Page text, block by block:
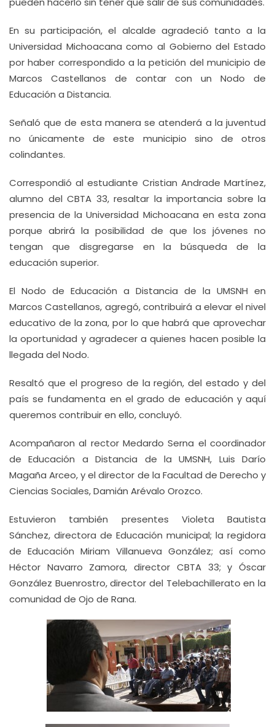
En su participación, el alcalde agradeció tanto a la
Universidad Michoacana como al Gobierno del Estado
por haber correspondido a la petición del municipio de
Marcos Castellanos de contar con un Nodo de
Educación a Distancia.
Señaló que de esta manera se atenderá a la juventud
no únicamente de este municipio sino de otros
colindantes.
Correspondió al estudiante Cristian Andrade Martínez,
alumno del CBTA 33, resaltar la importancia sobre la
presencia de la Universidad Michoacana en esta zona
porque abrirá la posibilidad de que los jóvenes no
tengan que disgregarse en la búsqueda de la
educación superior.
El Nodo de Educación a Distancia de la UMSNH en
Marcos Castellanos, agregó, contribuirá a elevar el nivel
educativo de la zona, por lo que habrá que aprovechar
la oportunidad y agradecer a quienes hacen posible la
llegada del Nodo.
Resaltó que el progreso de la región, del estado y del
país se fundamenta en el grado de educación y aquí
queremos contribuir en ello, concluyó.
Acompañaron al rector Medardo Serna el coordinador
de Educación a Distancia de la UMSNH, Luis Darío
Magaña Arceo, y el director de la Facultad de Derecho y
Ciencias Sociales, Damián Arévalo Orozco.
Estuvieron también presentes Violeta Bautista
Sánchez, directora de Educación municipal; la regidora
de Educación Miriam Villanueva González; así como
Héctor Navarro Zamora, director CBTA 33; y Óscar
González Buenrostro, director del Telebachillerato en la
comunidad de Ojo de Rana.